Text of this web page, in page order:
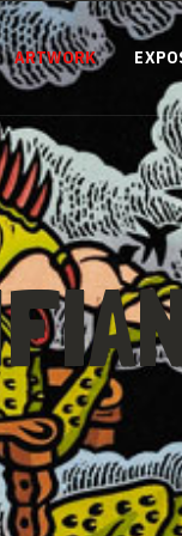
ARTWORK